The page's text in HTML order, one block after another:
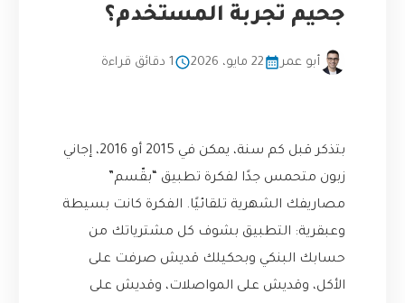
جحيم تجربة المستخدم؟
أبو عمر 22 مايو، 2026 1 دقائق قراءة
بتذكر قبل كم سنة، يمكن في 2015 أو 2016، إجاني
زبون متحمس جدًا لفكرة تطبيق “بقّسم”
مصاريفك الشهرية تلقائيًا. الفكرة كانت بسيطة
وعبقرية: التطبيق بشوف كل مشترياتك من
حسابك البنكي وبحكيلك قديش صرفت على
الأكل، وقديش على المواصلات، وقديش على